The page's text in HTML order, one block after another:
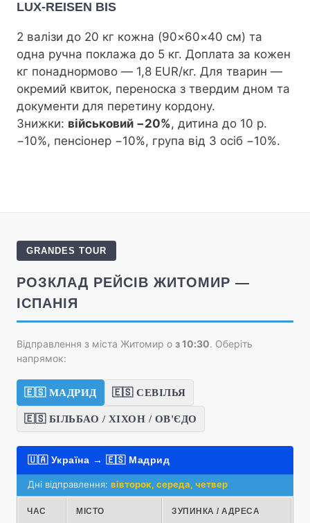
LUX-REISEN BIS
2 валізи до 20 кг кожна (90×60×40 см) та
одна ручна поклажа до 5 кг. Доплата за кожен
кг понаднормово — 1,8 EUR/кг. Для тварин —
окремий квиток, переноска з твердим дном та
документи для перетину кордону.
Знижки: військовий −20%, дитина до 10 р.
−10%, пенсіонер −10%, група від 3 осіб −10%.
GRANDES TOUR
РОЗКЛАД РЕЙСІВ ЖИТОМИР —
ІСПАНІЯ
Відправлення з міста Житомир о з 10:30. Оберіть
напрямок:
🇪🇸 МАДРИД 🇪🇸 СЕВІЛЬЯ
🇪🇸 БІЛЬБАО / ХІХОН / ОВ'ЄДО
🇺🇦 Україна → 🇪🇸 Мадрид
Дні відправлення: вівторок, середа, четвер
ЧАС МІСТО ЗУПИНКА / АДРЕСА